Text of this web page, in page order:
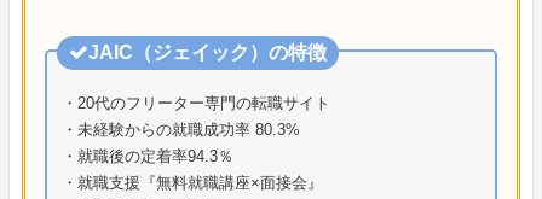
JAIC（ジェイック）の特徴
・20代のフリーター専門の転職サイト
・未経験からの就職成功率 80.3%
・就職後の定着率94.3％
・就職支援『無料就職講座×面接会』